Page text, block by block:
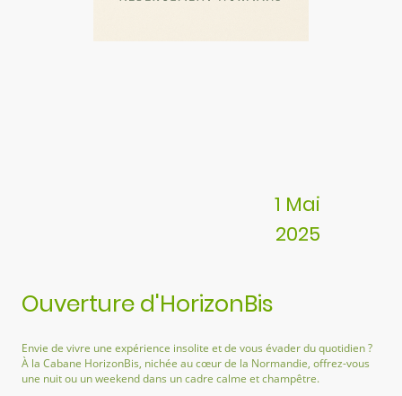
1 Mai
2025
Ouverture d'HorizonBis
Envie de vivre une expérience insolite et de vous évader du quotidien ?
À la Cabane HorizonBis, nichée au cœur de la Normandie, offrez-vous
une nuit ou un weekend dans un cadre calme et champêtre.